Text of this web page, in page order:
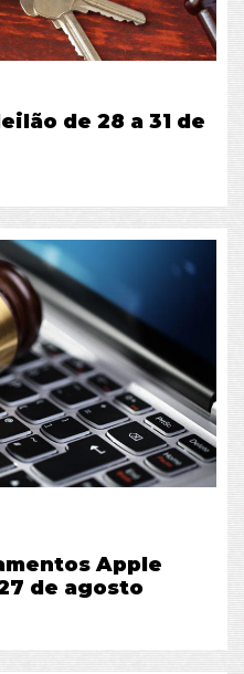
de 28 a 31 de
Apple
de agosto